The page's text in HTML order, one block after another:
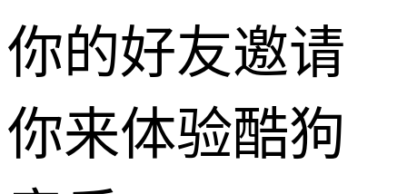
你的好友邀请
你来体验酷狗